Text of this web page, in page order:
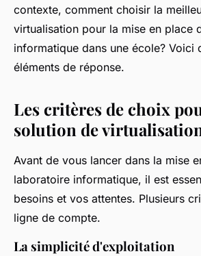
contexte, comment choisir la
virtualisation pour la mise en place
informatique dans une école? Voici
éléments de réponse.
Les critères de choix
solution de
Avant de vous lancer dans la mise
laboratoire informatique, il est
besoins et vos attentes. Plusieurs
ligne de compte.
La simplicité d'exploitation